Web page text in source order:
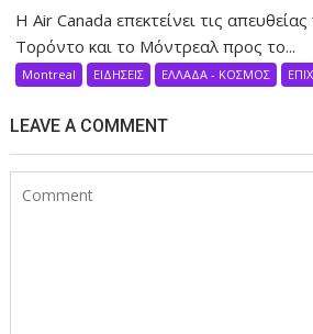
Η Air Canada επεκτείνει τις
Τορόντο και το Μόντρεαλ προς το...
Montreal ΕΙΔΗΣΕΙΣ ΕΛΛΑΔΑ - ΚΟΣΜΟΣ
LEAVE A COMMENT